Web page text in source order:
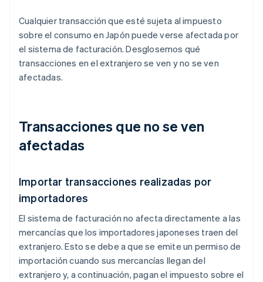
Cualquier transacción que esté sujeta al impuesto
sobre el consumo en Japón puede verse afectada por
el sistema de facturación. Desglosemos qué
transacciones en el extranjero se ven y no se ven
afectadas.
Transacciones que no se ven
afectadas
Importar transacciones realizadas por
importadores
El sistema de facturación no afecta directamente a las
mercancías que los importadores japoneses traen del
extranjero. Esto se debe a que se emite un permiso de
importación cuando sus mercancías llegan del
extranjero y, a continuación, pagan el impuesto sobre el